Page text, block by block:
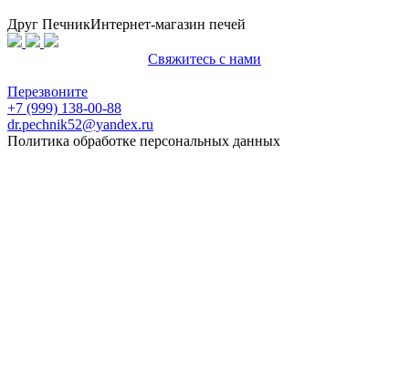
Друг ПечникИнтернет-магазин печей
Свяжитесь с нами
Перезвоните
+7 (999) 138-00-88
dr.pechnik52@yandex.ru
Политика обработке персональных данных